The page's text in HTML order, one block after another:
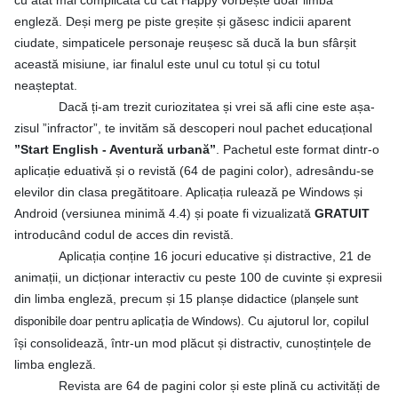
engleză. Deși merg pe piste greșite și găsesc indicii aparent
ciudate, simpaticele personaje reușesc să ducă la bun sfârșit
această misiune, iar finalul este unul cu totul și cu totul
neașteptat.
Dacă ți-am trezit curiozitatea și vrei să afli cine este așa-
zisul ”infractor”, te invităm să descoperi noul pachet educațional
”Start English - Aventură urbană” . Pachetul este format dintr-o
aplicație eduativă și o revistă (64 de pagini color), adresându-se
elevilor din clasa pregătitoare. Aplicația rulează pe Windows și
Android (versiunea minimă 4.4) și poate fi vizualizată GRATUIT
introducând codul de acces din revistă.
Aplicația conține 16 jocuri educative și distractive, 21 de
animații, un dicționar interactiv cu peste 100 de cuvinte și expresii
din limba engleză, precum și 15 planșe didactice (planșele sunt
disponibile doar pentru aplicația de Windows) . Cu ajutorul lor, copilul
își consolidează, într-un mod plăcut și distractiv, cunoștințele de
limba engleză.
Revista are 64 de pagini color și este plină cu activități de